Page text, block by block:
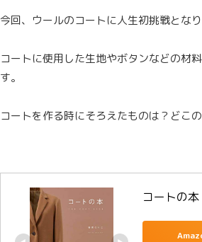
今回、ウールのコートに人生初挑戦となり
コートに使用した生地やボタンなどの材
す。
コートを作る時にそろえたものは？どこ
コートの本